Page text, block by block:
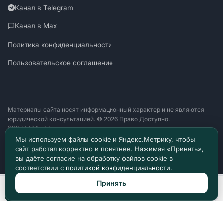
Канал в Telegram
Канал в Max
Политика конфиденциальности
Пользовательское соглашение
Материалы сайта носят информационный характер и не являются
юридической консультацией. © 2026 Право Доступно.
SUDZAKON.RU
Оператор персональных данных: ООО «ЯЛАНЖИ И ПАРТНЕРЫ»
ИНН 9717182760 · ОГРН 1257700370641
129085, г. Москва, проезд Ольминского, д. 4, помещ. 8н
Мы используем файлы cookie и Яндекс.Метрику, чтобы
сайт работал корректно и понятнее. Нажимая «Принять»,
вы даёте согласие на обработку файлов cookie в
соответствии с политикой конфиденциальности.
Принять